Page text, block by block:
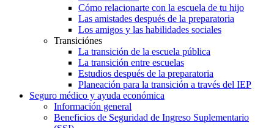
Cómo relacionarte con la escuela de tu hijo
Las amistades después de la preparatoria
Los amigos y las habilidades sociales
Transiciónes
La transición de la escuela pública
La transición entre escuelas
Estudios después de la preparatoria
Planeación para la transición a través del IEP
Seguro médico y ayuda económica
Información general
Beneficios de Seguridad de Ingreso Suplementario